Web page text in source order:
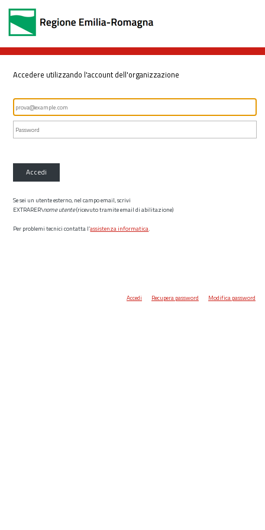
Accedere utilizzando l'account dell'organizzazione
Accedi
Se sei un utente esterno, nel campo email, scrivi
EXTRARER\nome utente(ricevuto tramite email di abilitazione)
Per problemi tecnici contatta l’assistenza informatica.
Accedi Recupera password Modifica password